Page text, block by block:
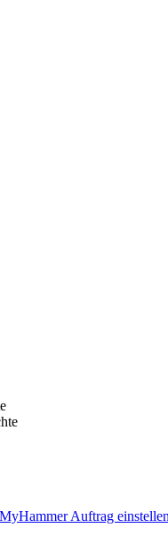
Auftrag